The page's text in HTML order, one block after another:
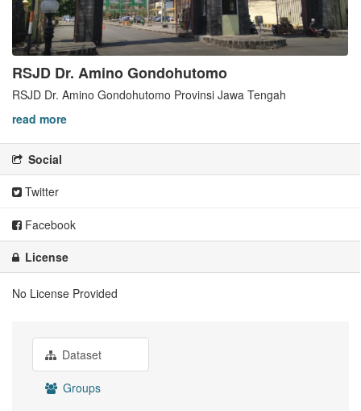
RSJD Dr. Amino Gondohutomo
RSJD Dr. Amino Gondohutomo Provinsi Jawa Tengah
read more
Social
Twitter
Facebook
License
No License Provided
Dataset
Groups